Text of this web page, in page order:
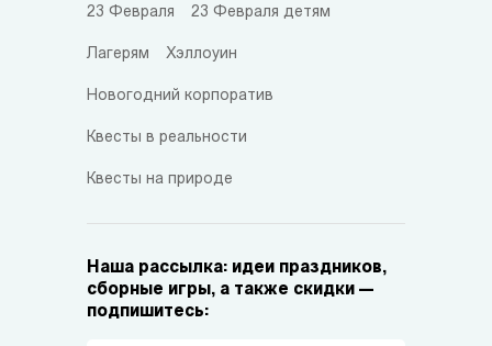
23 Февраля 23 Февраля детям
Лагерям Хэллоуин
Новогодний корпоратив
Квесты в реальности
Квесты на природе
Наша рассылка: идеи праздников,
сборные игры, а также скидки —
подпишитесь: